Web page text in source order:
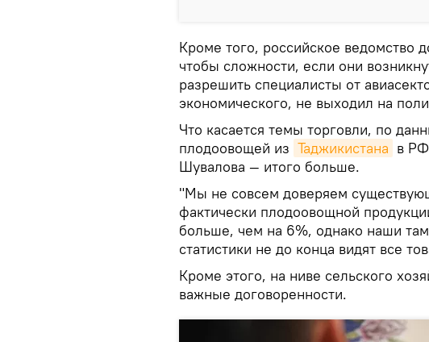
Кроме того, российское ведомство
чтобы сложности, если они
разрешить специалисты от
экономического, не выходил на
Что касается темы торговли, по
плодоовощей из Таджикистана в
Шувалова — итого больше.
"Мы не совсем доверяем
фактически плодоовощной
больше, чем на 6%, однако наши
статистики не до конца видят все
Кроме этого, на ниве сельского
важные договоренности.